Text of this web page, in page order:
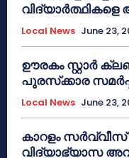
വിദ്യാർത്ഥികളെ
Local News June 23,
ഊരകം സ്റ്റാർ
പുരസ്‌ക്കാര
Local News June 23,
കാറളം
വിദ്യാഭ്യാസ